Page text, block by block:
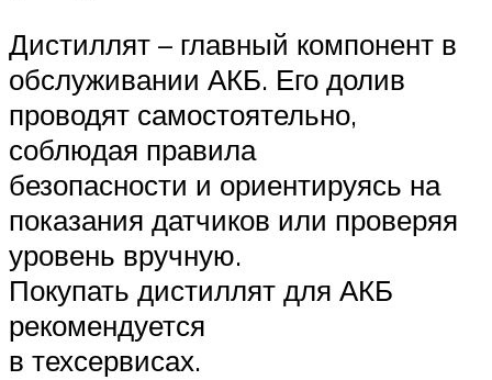
Дистиллят – главный компонент в
обслуживании АКБ. Его долив
проводят самостоятельно,
соблюдая правила
безопасности и ориентируясь на
показания датчиков или проверяя
уровень вручную.
Покупать дистиллят для АКБ
рекомендуется
в техсервисах.